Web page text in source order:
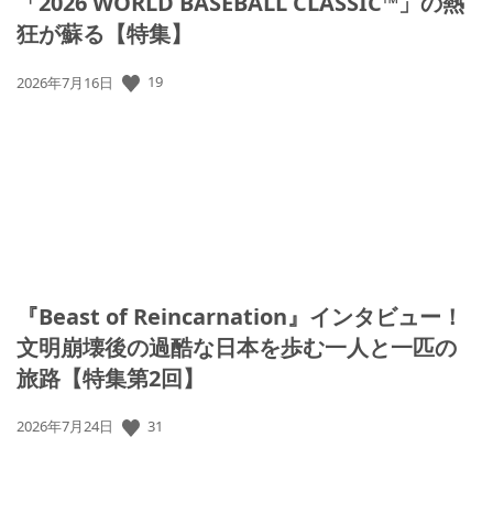
狂が蘇る【特集】
公
2026年7月16日 19
『Beast of Reincarnation』インタビュー！
文明崩壊後の過酷な日本を歩む一人と一匹の
旅路【特集第2回】
公
2026年7月24日 31